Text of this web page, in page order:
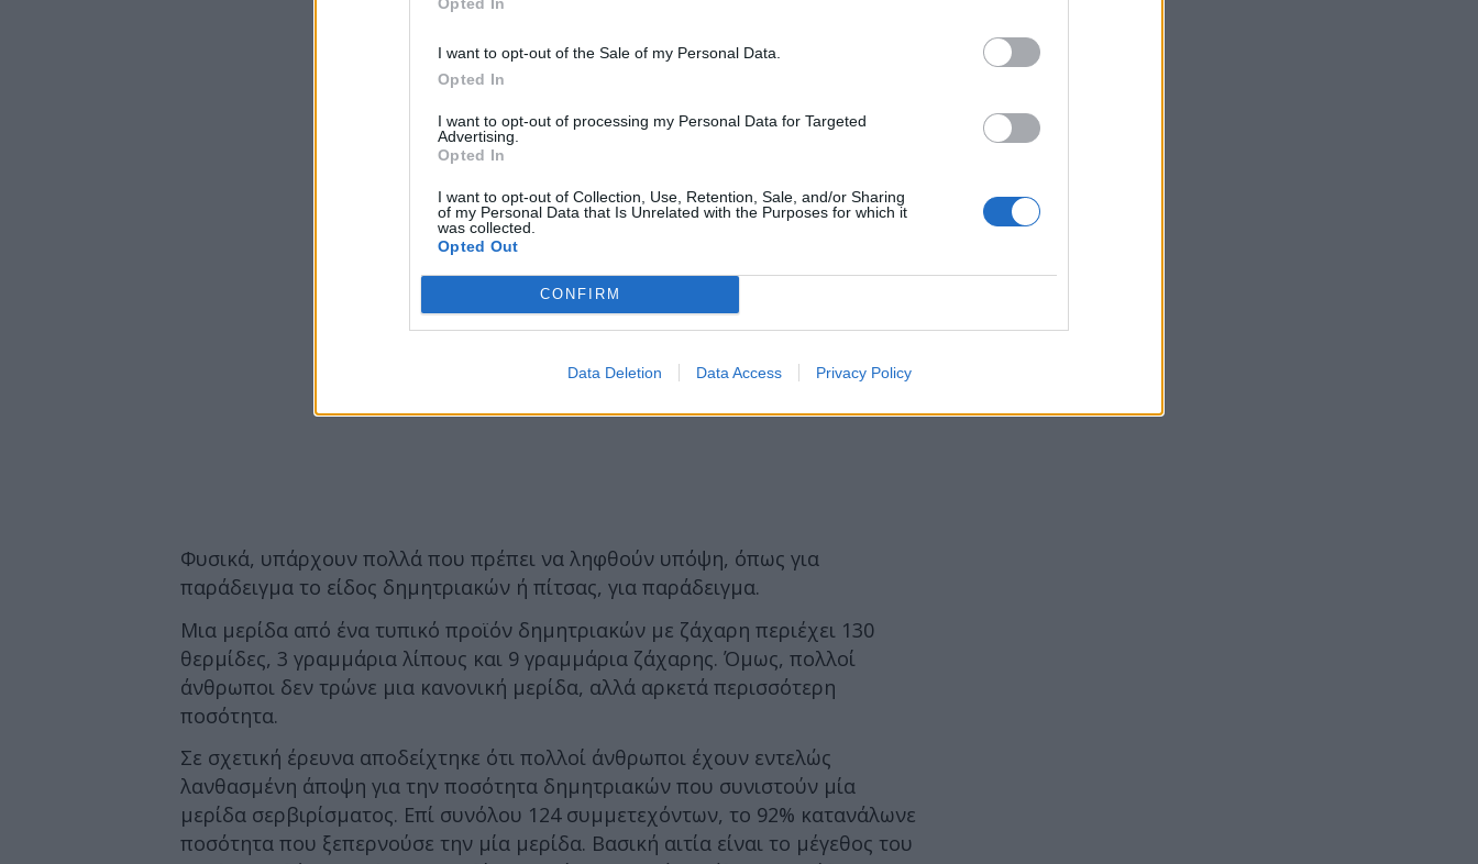
I want to opt-out of the Sale of my Personal Data.
Opted In
I want to opt-out of processing my Personal Data for Targeted
Advertising.
Opted In
I want to opt-out of Collection, Use, Retention, Sale, and/or Sharing
of my Personal Data that Is Unrelated with the Purposes for which it
was collected.
Opted Out
CONFIRM
Data Deletion Data Access Privacy Policy
Φυσικά, υπάρχουν πολλά που πρέπει να ληφθούν υπόψη, όπως για
παράδειγμα το είδος δημητριακών ή πίτσας, για παράδειγμα.
Μια μερίδα από ένα τυπικό προϊόν δημητριακών με ζάχαρη περιέχει 130
θερμίδες, 3 γραμμάρια λίπους και 9 γραμμάρια ζάχαρης. Όμως, πολλοί
άνθρωποι δεν τρώνε μια κανονική μερίδα, αλλά αρκετά περισσότερη
ποσότητα.
Σε σχετική έρευνα αποδείχτηκε ότι πολλοί άνθρωποι έχουν εντελώς
λανθασμένη άποψη για την ποσότητα δημητριακών που συνιστούν μία
μερίδα σερβιρίσματος. Επί συνόλου 124 συμμετεχόντων, το 92% κατανάλωνε
ποσότητα που ξεπερνούσε την μία μερίδα. Βασική αιτία είναι το μέγεθος του